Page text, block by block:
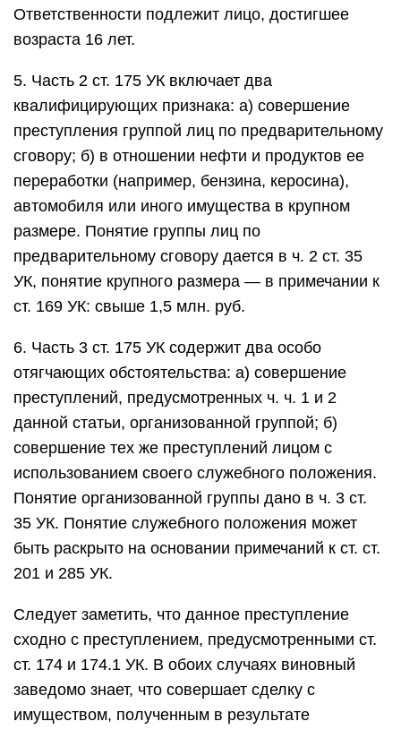
Ответственности подлежит лицо, достигшее
возраста 16 лет.
5. Часть 2 ст. 175 УК включает два
квалифицирующих признака: а) совершение
преступления группой лиц по предварительному
сговору; б) в отношении нефти и продуктов ее
переработки (например, бензина, керосина),
автомобиля или иного имущества в крупном
размере. Понятие группы лиц по
предварительному сговору дается в ч. 2 ст. 35
УК, понятие крупного размера — в примечании к
ст. 169 УК: свыше 1,5 млн. руб.
6. Часть 3 ст. 175 УК содержит два особо
отягчающих обстоятельства: а) совершение
преступлений, предусмотренных ч. ч. 1 и 2
данной статьи, организованной группой; б)
совершение тех же преступлений лицом с
использованием своего служебного положения.
Понятие организованной группы дано в ч. 3 ст.
35 УК. Понятие служебного положения может
быть раскрыто на основании примечаний к ст. ст.
201 и 285 УК.
Следует заметить, что данное преступление
сходно с преступлением, предусмотренными ст.
ст. 174 и 174.1 УК. В обоих случаях виновный
заведомо знает, что совершает сделку с
имуществом, полученным в результате